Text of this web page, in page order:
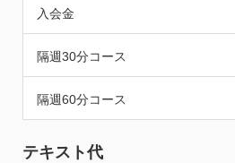
入会金
隔週30分コース
隔週60分コース
テキスト代